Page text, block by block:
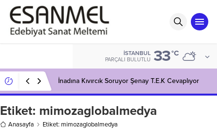
İSTANBUL
PARÇALI BULUTLU 33°C
İnadına Kıvırcık Soruyor Şenay T.E.K Cevaplıyor
Etiket: mimozaglobalmedya
Anasayfa Etiket: mimozaglobalmedya